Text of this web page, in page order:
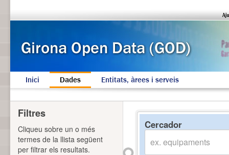
Inici Dades Entitats, àrees i serveis
Cercador
Filtres
Cliqueu sobre un o més
termes de la llista següent
per filtrar els resultats.